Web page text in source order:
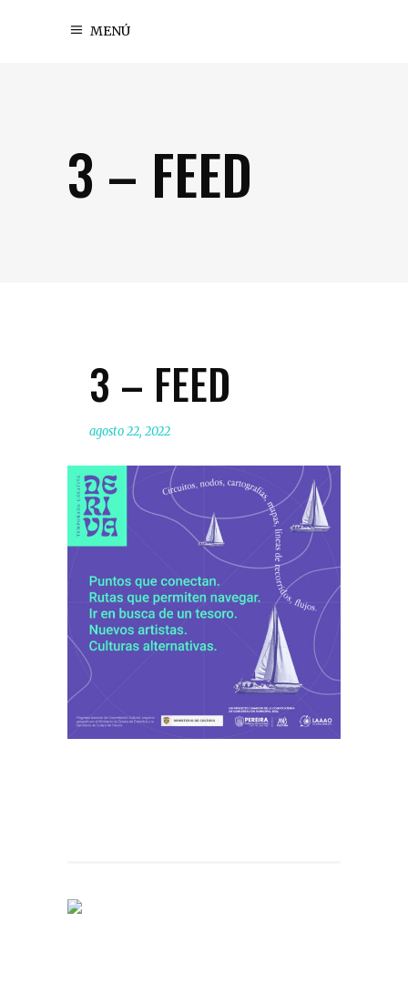
MENÚ
3 – FEED
3 – FEED
agosto 22, 2022